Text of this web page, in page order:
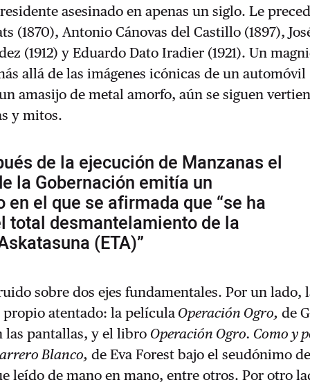
asesinado en apenas un siglo. Le
(1870), Antonio Cánovas del Castillo (1897),
(1912) y Eduardo Dato Iradier (1921). Un
allá de las imágenes icónicas de un automóvil
amasijo de metal amorfo, aún se siguen
y mitos.
de la ejecución de Manzanas el
la Gobernación emitía un
en el que se afirmada que “se ha
total desmantelamiento de la
(ETA)”
sobre dos ejes fundamentales. Por un lado,
atentado: la película Operación Ogro, de
las pantallas, y el libro Operación Ogro. Como y
Blanco, de Eva Forest bajo el seudónimo
leído de mano en mano, entre otros. Por otro